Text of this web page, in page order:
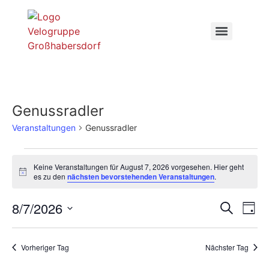
Genussradler
Veranstaltungen Genussradler
Hinweis
Keine Veranstaltungen für August 7, 2026 vorgesehen. Hier geht
es zu den nächsten bevorstehenden Veranstaltungen.
und
SucheTag
8/7/2026
wählen.
Vorheriger Tag Nächster Tag